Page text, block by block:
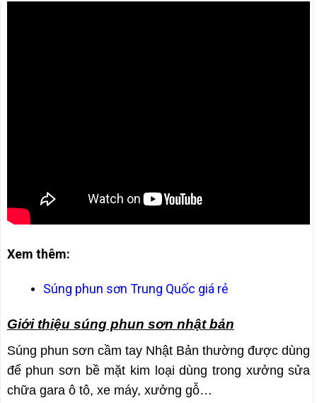
Xem thêm:
Súng phun sơn Trung Quốc giá rẻ
Giới thiệu súng phun sơn nhật bản
Súng phun sơn cầm tay Nhật Bản thường được dùng
để phun sơn bề mặt kim loại dùng trong xưởng sửa
chữa gara ô tô, xe máy, xưởng gỗ…